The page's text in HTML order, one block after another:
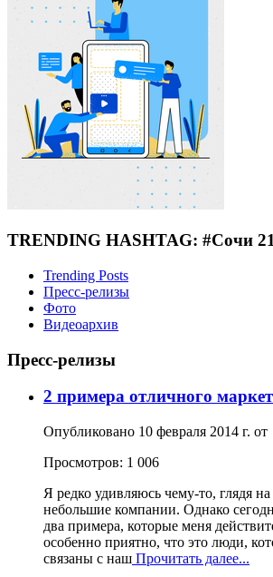
TRENDING HASHTAG: #Сочи
Trending Posts
Пресс-релизы
Фото
Видеоархив
Пресс-релизы
2 примера отличного
Опубликовано 10 февраля 2014 г. от
Просмотров: 1 006
Я редко удивляюсь чему-то, глядя
небольшие компании. Однако
два примера, которые меня
особенно приятно, что это люди,
связаны с наш Прочитать далее...